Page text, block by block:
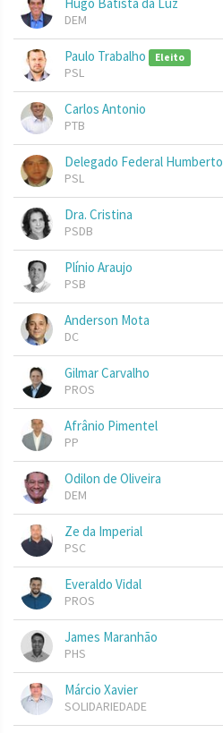
DEM
Paulo Trabalho Eleito
PSL
Carlos Antonio
PTB
Delegado Federal Humberto
PSL
Dra. Cristina
PSDB
Plínio Araujo
PSB
Anderson Mota
DC
Gilmar Carvalho
PROS
Afrânio Pimentel
PP
Odilon de Oliveira
DEM
Ze da Imperial
PSC
Everaldo Vidal
PROS
James Maranhão
PHS
Márcio Xavier
SOLIDARIEDADE